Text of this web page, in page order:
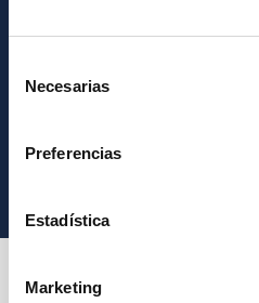
Necesarias
Preferencias
Estadística
Marketing